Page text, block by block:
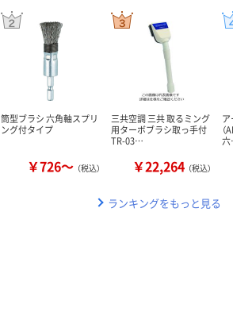
筒型ブラシ 六角軸スプリ
ング付タイプ
￥726～ （税込）
三共空調 三共 取るミング
用ターボブラシ取っ手付
TR-03…
￥22,264 （税込）
（
ランキングをもっと見る